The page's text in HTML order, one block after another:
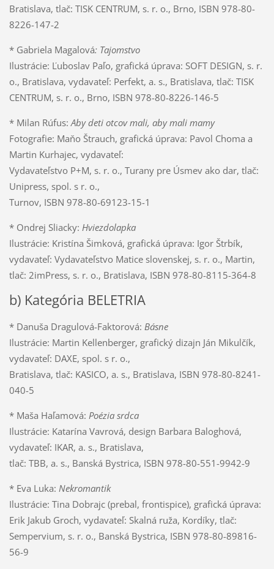
Bratislava, tlač: TISK CENTRUM, s. r. o., Brno, ISBN 978-80-
8226-147-2
* Gabriela Magalová: Tajomstvo
Ilustrácie: Ľuboslav Paľo, grafická úprava: SOFT DESIGN, s. r.
o., Bratislava, vydavateľ: Perfekt, a. s., Bratislava, tlač: TISK
CENTRUM, s. r. o., Brno, ISBN 978-80-8226-146-5
* Milan Rúfus:Aby deti otcov mali, aby mali mamy
Fotografie: Maňo Štrauch, grafická úprava: Pavol Choma a
Martin Kurhajec, vydavateľ:
Vydavateľstvo P+M, s. r. o., Turany pre Úsmev ako dar, tlač:
Unipress, spol. s r. o.,
Turnov, ISBN 978-80-69123-15-1
* Ondrej Sliacky: Hviezdolapka
Ilustrácie: Kristína Šimková, grafická úprava: Igor Štrbík,
vydavateľ: Vydavateľstvo Matice slovenskej, s. r. o., Martin,
tlač: 2imPress, s. r. o., Bratislava, ISBN 978-80-8115-364-8
b) Kategória BELETRIA
* Danuša Dragulová-Faktorová: Básne
Ilustrácie: Martin Kellenberger, grafický dizajn Ján Mikulčík,
vydavateľ: DAXE, spol. s r. o.,
Bratislava, tlač: KASICO, a. s., Bratislava, ISBN 978-80-8241-
040-5
* Maša Haľamová: Poézia srdca
Ilustrácie: Katarína Vavrová, design Barbara Baloghová,
vydavateľ: IKAR, a. s., Bratislava,
tlač: TBB, a. s., Banská Bystrica, ISBN 978-80-551-9942-9
* Eva Luka: Nekromantik
Ilustrácie: Tina Dobrajc (prebal, frontispice), grafická úprava:
Erik Jakub Groch, vydavateľ: Skalná ruža, Kordíky, tlač:
Sempervium, s. r. o., Banská Bystrica, ISBN 978-80-89816-
56-9